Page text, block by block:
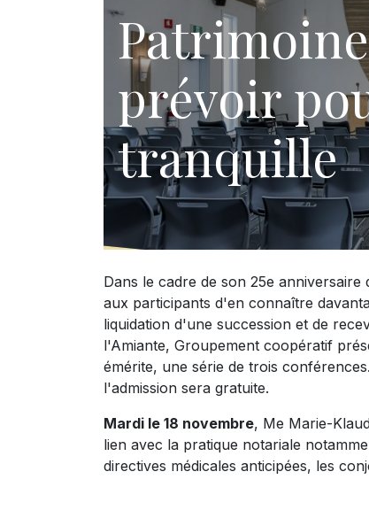
prévoir
tranquille
Dans le cadre de son 25e
aux participants d'en connaître
liquidation d'une succession et de
l'Amiante, Groupement coopératif
émérite, une série de trois
l'admission sera gratuite.
Mardi le 18 novembre, Me Marie-
lien avec la pratique notariale
directives médicales anticipées, les